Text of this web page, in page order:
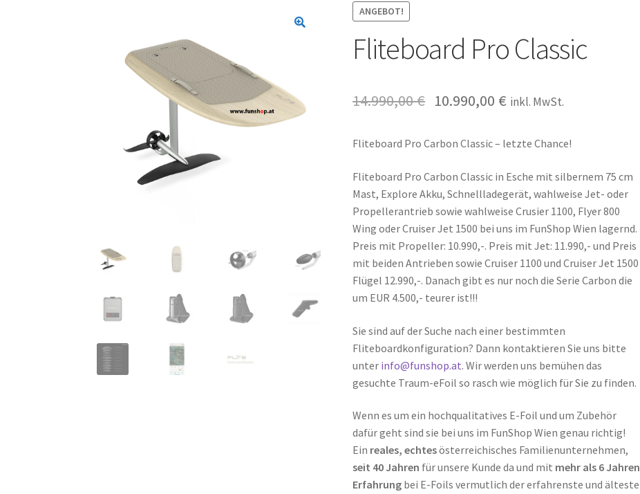
ANGEBOT!
Fliteboard Pro Classic
14.990,00€ 10.990,00 € inkl. MwSt.
Fliteboard Pro Carbon Classic – letzte Chance!
Fliteboard Pro Carbon Classic in Esche mit silbernem 75 cm
Mast, Explore Akku, Schnellladegerät, wahlweise Jet- oder
Propellerantrieb sowie wahlweise Crusier 1100, Flyer 800
Wing oder Cruiser Jet 1500 bei uns im FunShop Wien lagernd.
Preis mit Propeller: 10.990,-. Preis mit Jet: 11.990,- und Preis
mit beiden Antrieben sowie Cruiser 1100 und Cruiser Jet 1500
Flügel 12.990,-. Danach gibt es nur noch die Serie Carbon die
um EUR 4.500,- teurer ist!!!
Sie sind auf der Suche nach einer bestimmten
Fliteboardkonfiguration? Dann kontaktieren Sie uns bitte
unter info@funshop.at. Wir werden uns bemühen das
gesuchte Traum-eFoil so rasch wie möglich für Sie zu finden.
Wenn es um ein hochqualitatives E-Foil und um Zubehör
dafür geht sind sie bei uns im FunShop Wien genau richtig!
Ein reales, echtesösterreichisches Familienunternehmen,
seit 40 Jahren für unsere Kunde da und mit mehr als 6 Jahren
Erfahrung bei E-Foils vermutlich der erfahrenste und älteste